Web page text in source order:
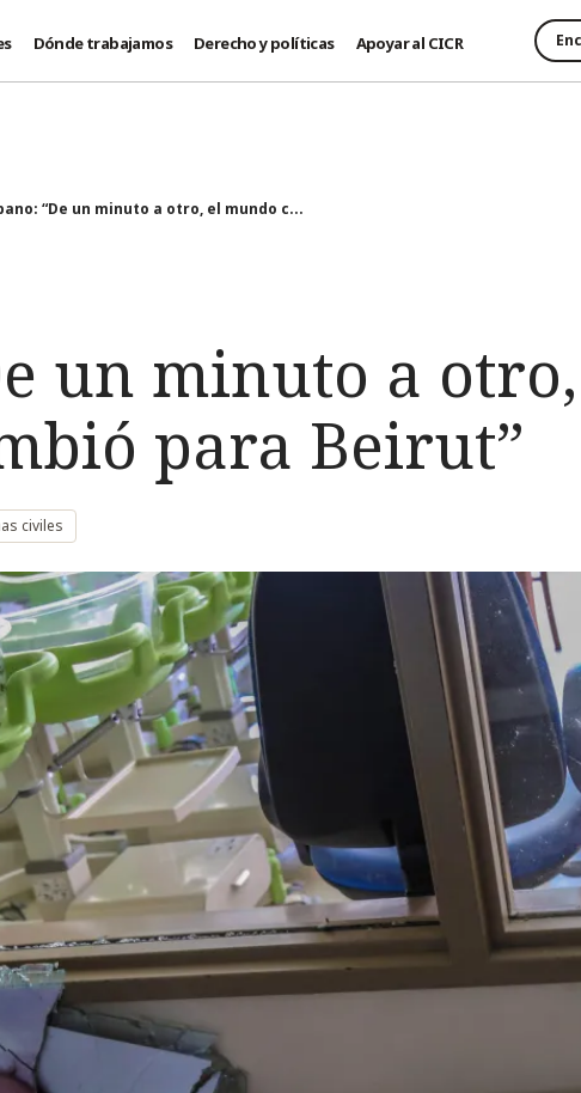
Dónde trabajamos Derecho y políticas Apoyar al CICR
“De un minuto a otro, el mundo c...
un minuto a
para Beirut”
civiles